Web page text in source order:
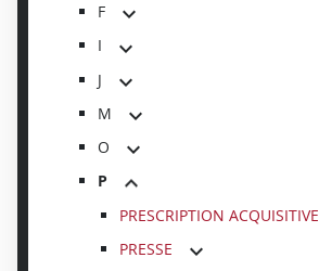
F
I
J
M
O
P
PRESCRIPTION ACQUISITIVE
PRESSE